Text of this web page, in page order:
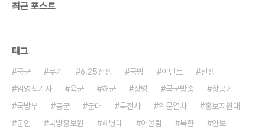
최근 포스트
태그
국군 무기 6.25전쟁 국방 이벤트
전쟁
임영식기자
육군 해군 장병 국군방송
항공기
국방부
공군 군대 특전사 위문열차
홍보지원대
군인
국방홍보원 해병대 어울림 북한
안보